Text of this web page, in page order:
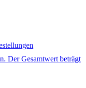
Der Gesamtwert beträgt